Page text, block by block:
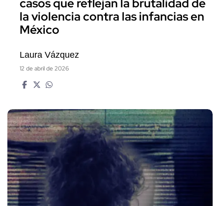
casos que reflejan la brutalidad de
la violencia contra las infancias en
México
Laura Vázquez
12 de abril de 2026